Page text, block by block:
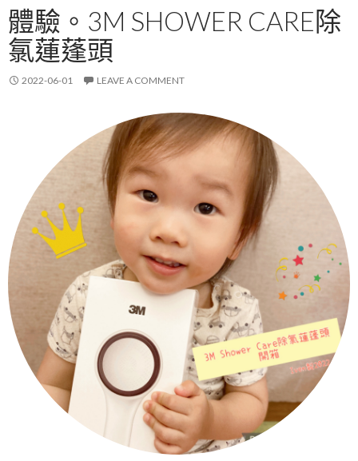
體驗。3M SHOWER CARE除
氯蓮蓬頭
2022-06-01 LEAVE A COMMENT